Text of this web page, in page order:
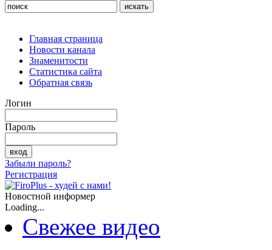
Главная страница
Новости канала
Знаменитости
Статистика сайта
Обратная связь
Логин
Пароль
Забыли пароль?
Регистрация
Новостной информер
Loading...
Свежее видео